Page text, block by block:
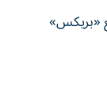
مع «بريكس»